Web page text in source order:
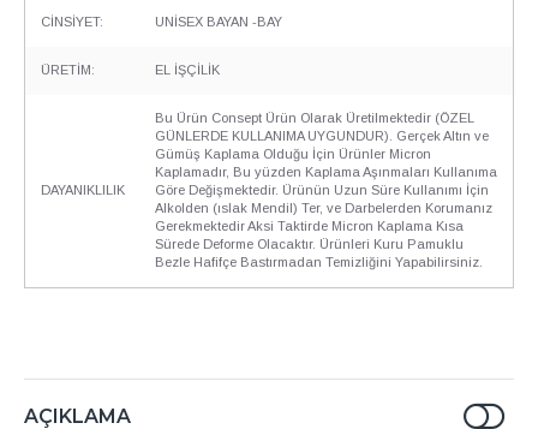
CİNSİYET: UNİSEX BAYAN -BAY
ÜRETİM: EL İŞÇİLİK
DAYANIKLILIK
Bu Ürün Consept Ürün Olarak Üretilmektedir (ÖZEL
GÜNLERDE KULLANIMA UYGUNDUR). Gerçek Altın ve
Gümüş Kaplama Olduğu İçin Ürünler Micron
Kaplamadır, Bu yüzden Kaplama Aşınmaları Kullanıma
Göre Değişmektedir. Ürünün Uzun Süre Kullanımı İçin
Alkolden (ıslak Mendil) Ter, ve Darbelerden Korumanız
Gerekmektedir Aksi Taktirde Micron Kaplama Kısa
Sürede Deforme Olacaktır. Ürünleri Kuru Pamuklu
Bezle Hafifçe Bastırmadan Temizliğini Yapabilirsiniz.
AÇIKLAMA